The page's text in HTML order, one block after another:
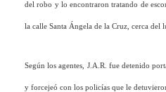
del robo y lo encontraron tratando de
la calle Santa Ángela de la Cruz, cerca del
Según los agentes, J.A.R. fue detenido
y forcejeó con los policías que le